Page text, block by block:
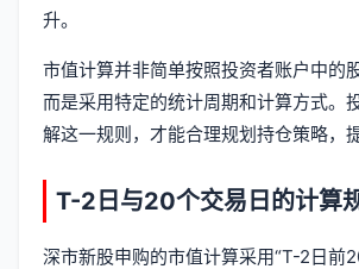
升。
市值计算并非简单按照投资者账户中的
而是采用特定的统计周期和计算方式。
解这一规则，才能合理规划持仓策略，
T-2日与20个交易日的计算
深市新股申购的市值计算采用“T-2日前